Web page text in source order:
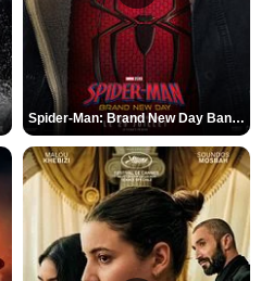
Spider-Man: Brand New Day Bande-annonce VO STFR